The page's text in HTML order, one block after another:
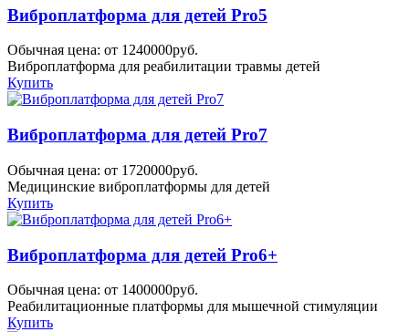
Виброплатформа для детей Pro5
Обычная цена: от 1240000руб.
Виброплатформа для реабилитации травмы детей
Купить
Виброплатформа для детей Pro7
Обычная цена: от 1720000руб.
Медицинские виброплатформы для детей
Купить
Виброплатформа для детей Pro6+
Обычная цена: от 1400000руб.
Реабилитационные платформы для мышечной стимуляции
Купить